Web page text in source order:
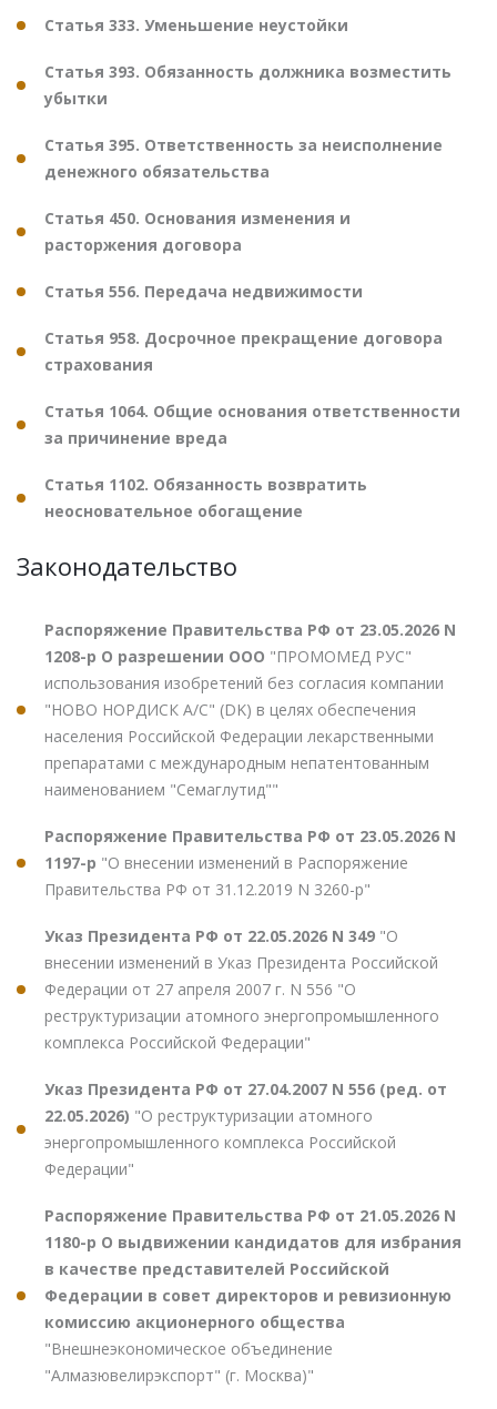
Статья 333. Уменьшение неустойки
Статья 393. Обязанность должника возместить
убытки
Статья 395. Ответственность за неисполнение
денежного обязательства
Статья 450. Основания изменения и
расторжения договора
Статья 556. Передача недвижимости
Статья 958. Досрочное прекращение договора
страхования
Статья 1064. Общие основания ответственности
за причинение вреда
Статья 1102. Обязанность возвратить
неосновательное обогащение
Законодательство
Распоряжение Правительства РФ от 23.05.2026 N
1208-р О разрешении ООО "ПРОМОМЕД РУС"
использования изобретений без согласия компании
"НОВО НОРДИСК А/С" (DK) в целях обеспечения
населения Российской Федерации лекарственными
препаратами с международным непатентованным
наименованием "Семаглутид""
Распоряжение Правительства РФ от 23.05.2026 N
1197-р "О внесении изменений в Распоряжение
Правительства РФ от 31.12.2019 N 3260-р"
Указ Президента РФ от 22.05.2026 N 349 "О
внесении изменений в Указ Президента Российской
Федерации от 27 апреля 2007 г. N 556 "О
реструктуризации атомного энергопромышленного
комплекса Российской Федерации"
Указ Президента РФ от 27.04.2007 N 556 (ред. от
22.05.2026) "О реструктуризации атомного
энергопромышленного комплекса Российской
Федерации"
Распоряжение Правительства РФ от 21.05.2026 N
1180-р О выдвижении кандидатов для избрания
в качестве представителей Российской
Федерации в совет директоров и ревизионную
комиссию акционерного общества
"Внешнеэкономическое объединение
"Алмазювелирэкспорт" (г. Москва)"